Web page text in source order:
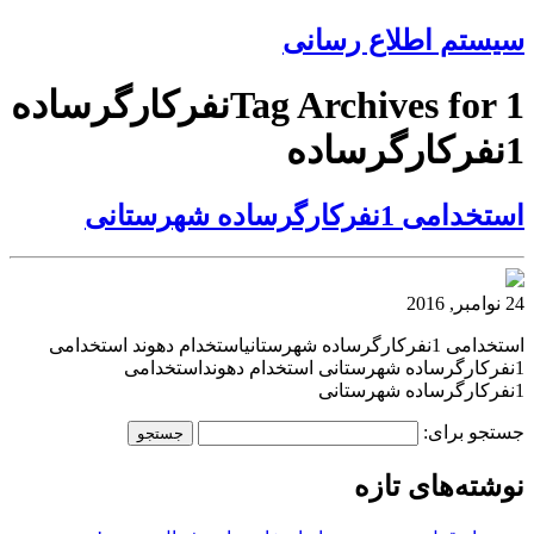
سیستم اطلاع رسانی
Tag Archives for 1نفرکارگرساده
1نفرکارگرساده
استخدامی 1نفرکارگرساده شهرستانی
24 نوامبر, 2016
استخدامی 1نفرکارگرساده شهرستانیاستخدام دهوند استخدامی
1نفرکارگرساده شهرستانی استخدام دهونداستخدامی
1نفرکارگرساده شهرستانی
جستجو برای:
نوشته‌های تازه